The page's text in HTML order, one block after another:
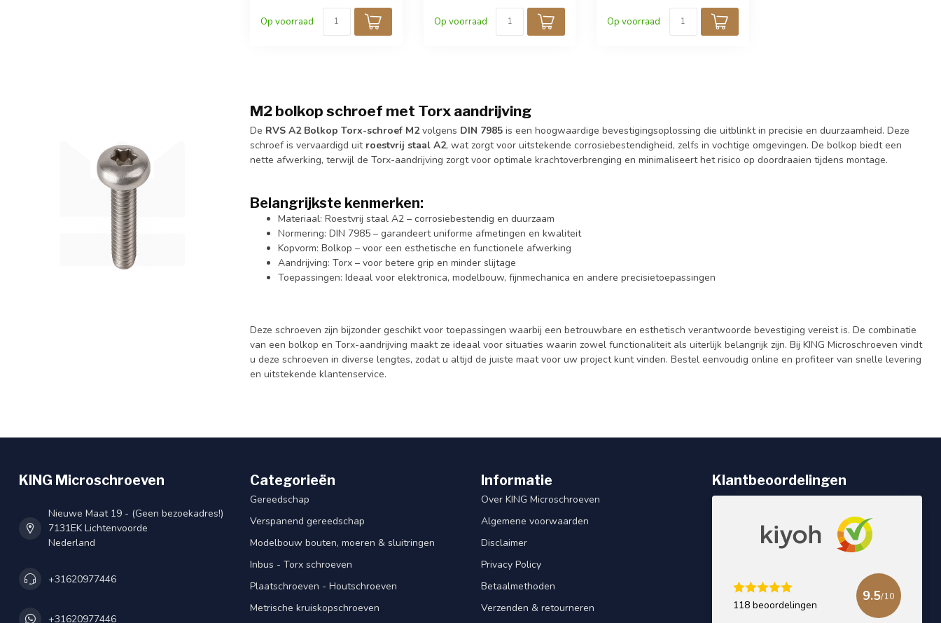
Op voorraad Op voorraad Op voorraad
M2 bolkop schroef met Torx aandrijving
De RVS A2 Bolkop Torx-schroef M2volgens DIN 7985 is een hoogwaardige bevestigingsoplossing die uitblinkt in precisie en duurzaamheid. Deze
schroef is vervaardigd uit roestvrij staal A2, wat zorgt voor uitstekende corrosiebestendigheid, zelfs in vochtige omgevingen. De bolkop biedt een
nette afwerking, terwijl de Torx-aandrijving zorgt voor optimale krachtoverbrenging en minimaliseert het risico op doordraaien tijdens montage.
Belangrijkste kenmerken:
Materiaal: Roestvrij staal A2 – corrosiebestendig en duurzaam
Normering: DIN 7985 – garandeert uniforme afmetingen en kwaliteit
Kopvorm: Bolkop – voor een esthetische en functionele afwerking
Aandrijving: Torx – voor betere grip en minder slijtage
Toepassingen: Ideaal voor elektronica, modelbouw, fijnmechanica en andere precisietoepassingen
Deze schroeven zijn bijzonder geschikt voor toepassingen waarbij een betrouwbare en esthetisch verantwoorde bevestiging vereist is. De combinatie
van een bolkop en Torx-aandrijving maakt ze ideaal voor situaties waarin zowel functionaliteit als uiterlijk belangrijk zijn. Bij KING Microschroeven vindt
u deze schroeven in diverse lengtes, zodat u altijd de juiste maat voor uw project kunt vinden. Bestel eenvoudig online en profiteer van snelle levering
en uitstekende klantenservice.
KING Microschroeven
Nieuwe Maat 19 - (Geen bezoekadres!)
7131EK Lichtenvoorde
Nederland
+31620977446
+31620977446
Categorieën
Gereedschap
Verspanend gereedschap
Modelbouw bouten, moeren & sluitringen
Inbus - Torx schroeven
Plaatschroeven - Houtschroeven
Metrische kruiskopschroeven
Informatie
Over KING Microschroeven
Algemene voorwaarden
Disclaimer
Privacy Policy
Betaalmethoden
Verzenden & retourneren
Klantbeoordelingen
118 beoordelingen
9.5/10